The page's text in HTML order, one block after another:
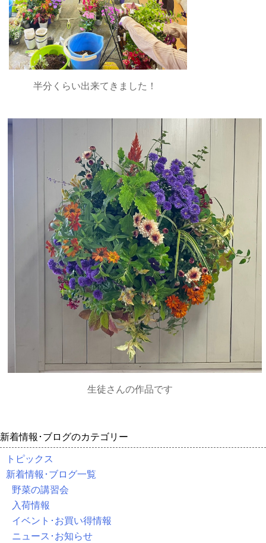
半分くらい出来てきました！
生徒さんの作品です
新着情報･ブログのカテゴリー
トピックス
新着情報･ブログ一覧
野菜の講習会
入荷情報
イベント･お買い得情報
ニュース･お知らせ